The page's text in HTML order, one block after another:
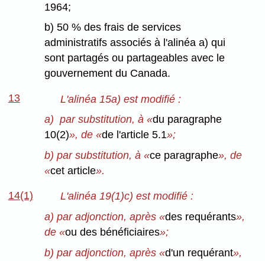
1964;
b) 50 % des frais de services
administratifs associés à l'alinéa a) qui
sont partagés ou partageables avec le
gouvernement du Canada.
13
L'alinéa 15a) est modifié :
a) par substitution, à «du paragraphe
10(2)», de «de l'article 5.1»;
b) par substitution, à «ce paragraphe», de
«cet article».
14(1)
L'alinéa 19(1)c) est modifié :
a) par adjonction, après «des requérants»,
de «ou des bénéficiaires»;
b) par adjonction, après «d'un requérant»,